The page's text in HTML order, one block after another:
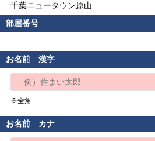
千葉ニュータウン原山
部屋番号
お名前 漢字
※全角
お名前 カナ